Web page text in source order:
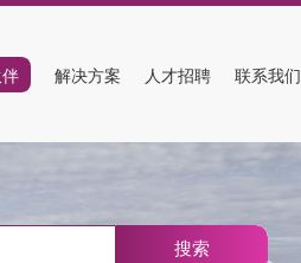
解决方案 人才招聘 联系我们
搜索